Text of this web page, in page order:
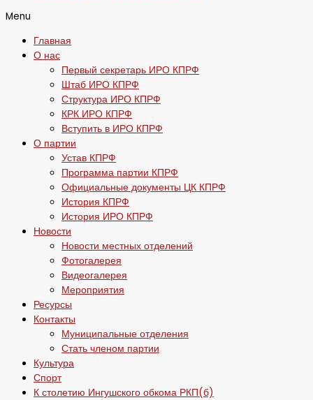
Menu
Главная
О нас
Первый секретарь ИРО КПРФ
Штаб ИРО КПРФ
Структура ИРО КПРФ
КРК ИРО КПРФ
Вступить в ИРО КПРФ
О партии
Устав КПРФ
Программа партии КПРФ
Официальные документы ЦК КПРФ
История КПРФ
История ИРО КПРФ
Новости
Новости местных отделений
Фотогалерея
Видеогалерея
Мероприятия
Ресурсы
Контакты
Муниципальные отделения
Стать членом партии
Культура
Спорт
К столетию Ингушского обкома РКП(б)